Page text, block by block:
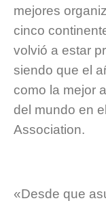
mejores
cinco
volvió a estar
siendo que el
como la mejor
del mundo en
Association.
«Desde que